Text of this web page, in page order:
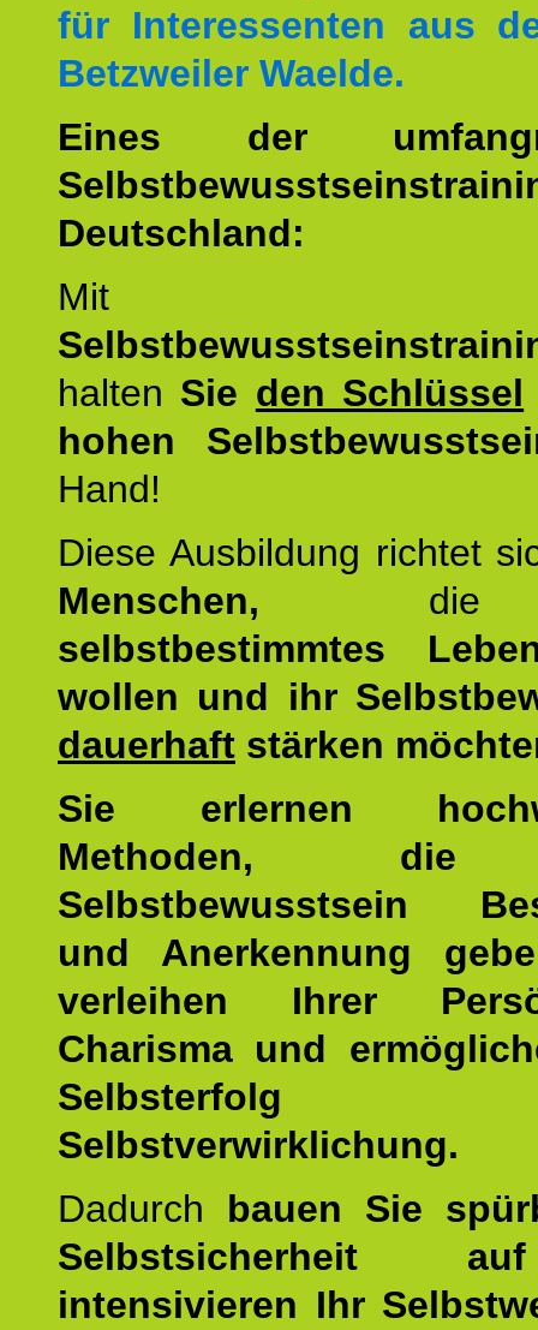
für Interessenten aus
Betzweiler Waelde.
Eines der
Deutschland:
Mit
halten Sie den Schlüssel
hohen
Hand!
Diese Ausbildung richtet
Menschen,
selbstbestimmtes
wollen und ihr
dauerhaft stärken
Sie erlernen
Methoden, die
Selbstbewusstsein
und Anerkennung
verleihen Ihrer
Charisma und
Selbstverwirklichung.
Dadurch bauen Sie
Selbstsicherheit
intensivieren Ihr